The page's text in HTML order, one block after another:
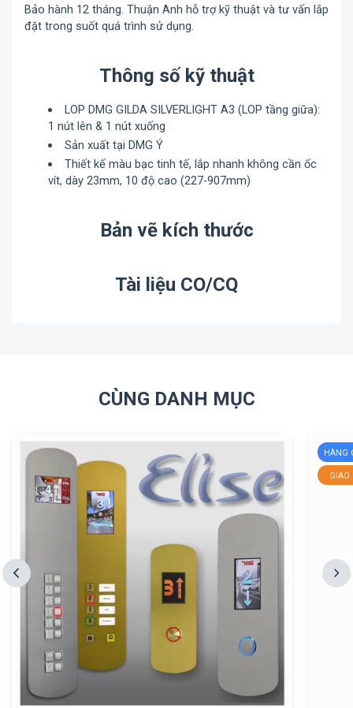
Bảo hành 12 tháng. Thuận Anh hỗ trợ kỹ thuật và tư vấn lắp
đặt trong suốt quá trình sử dụng.
Thông số kỹ thuật
LOP DMG GILDA SILVERLIGHT A3 (LOP tầng giữa):
1 nút lên & 1 nút xuống
Sản xuất tại DMG Ý
Thiết kế màu bạc tinh tế, lắp nhanh không cần ốc
vít, dày 23mm, 10 độ cao (227-907mm)
Bản vẽ kích thước
Tài liệu CO/CQ
CÙNG DANH MỤC
HÀNG
GIAO